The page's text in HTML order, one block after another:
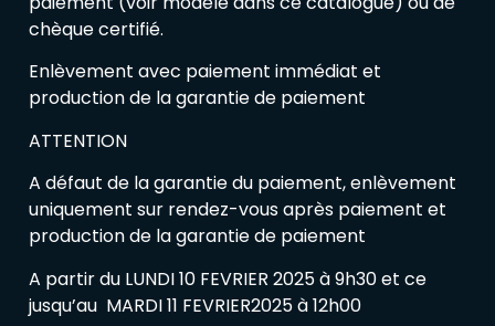
chèque certifié.
Enlèvement avec paiement immédiat et
production de la garantie de paiement
ATTENTION
A défaut de la garantie du paiement, enlèvement
uniquement sur rendez-vous après paiement et
production de la garantie de paiement
A partir du LUNDI 10 FEVRIER 2025 à 9h30 et ce
jusqu’au MARDI 11 FEVRIER2025 à 12h00